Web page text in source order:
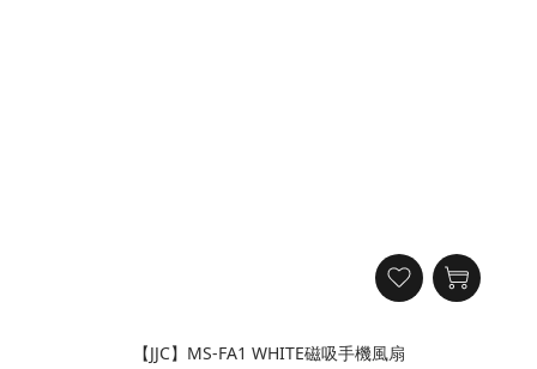
【JJC】MS-FA1 WHITE磁吸手機風扇